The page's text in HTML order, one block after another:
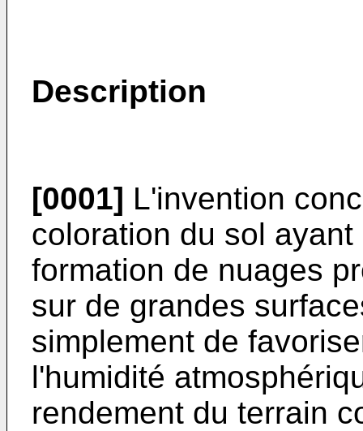
Description
[0001] L'invention
coloration du sol
formation de nuages
sur de grandes
simplement de
l'humidité
rendement du terrain